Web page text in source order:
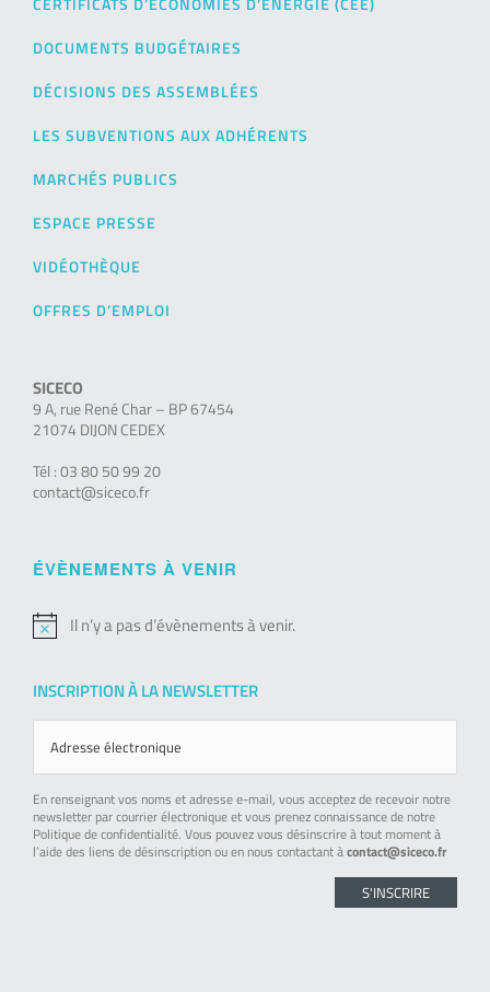
DOCUMENTS BUDGÉTAIRES
DÉCISIONS DES ASSEMBLÉES
LES SUBVENTIONS AUX ADHÉRENTS
MARCHÉS PUBLICS
ESPACE PRESSE
VIDÉOTHÈQUE
OFFRES D’EMPLOI
SICECO
9 A, rue René Char – BP 67454
21074 DIJON CEDEX
Tél : 03 80 50 99 20
contact@siceco.fr
ÉVÈNEMENTS À VENIR
Notice
Il n’y a pas d’évènements à venir.
INSCRIPTION À LA NEWSLETTER
En renseignant vos noms et adresse e-mail, vous acceptez de recevoir notre
newsletter par courrier électronique et vous prenez connaissance de notre
Politique de confidentialité. Vous pouvez vous désinscrire à tout moment à
l’aide des liens de désinscription ou en nous contactant àcontact@siceco.fr